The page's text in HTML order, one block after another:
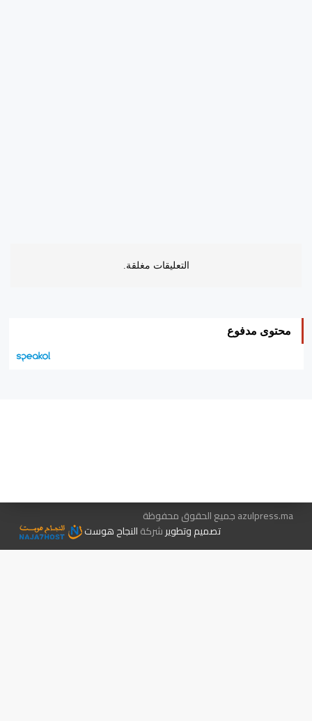
التعليقات مغلقة.
محتوى مدفوع
azulpress.ma جميع الحقوق محفوظة
تصميم وتطويرشركةالنجاح هوست